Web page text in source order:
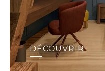
DÉCOUVRIR